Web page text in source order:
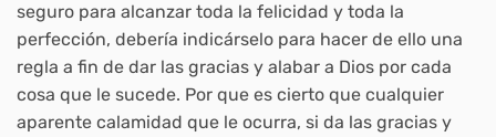
seguro para alcanzar toda la felicidad y toda la
perfección, debería indicárselo para hacer de ello una
regla a fin de dar las gracias y alabar a Dios por cada
cosa que le sucede. Por que es cierto que cualquier
aparente calamidad que le ocurra, si da las gracias y